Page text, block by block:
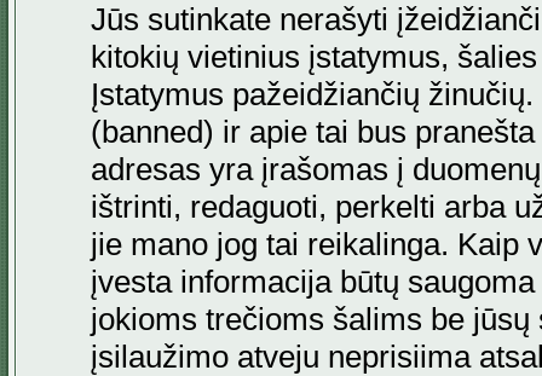
Jūs sutinkate nerašyti
kitokių vietinius įstatymus,
Įstatymus pažeidžiančių
(banned) ir apie tai bus
adresas yra įrašomas į
ištrinti, redaguoti, perkelti arba
jie mano jog tai reikalinga. Kaip
įvesta informacija būtų
jokioms trečioms šalims be jūsų
įsilaužimo atveju neprisiima